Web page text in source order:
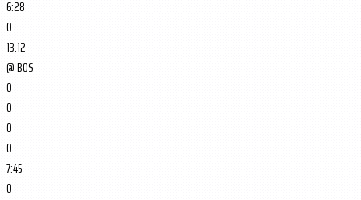
6:28
0
13.12
@BOS
0
0
0
0
7:45
0